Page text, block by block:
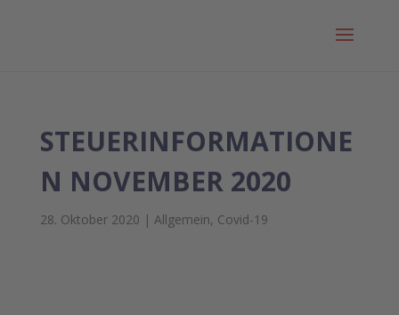
STEUERINFORMATIONE
N NOVEMBER 2020
28. Oktober 2020 | Allgemein, Covid-19